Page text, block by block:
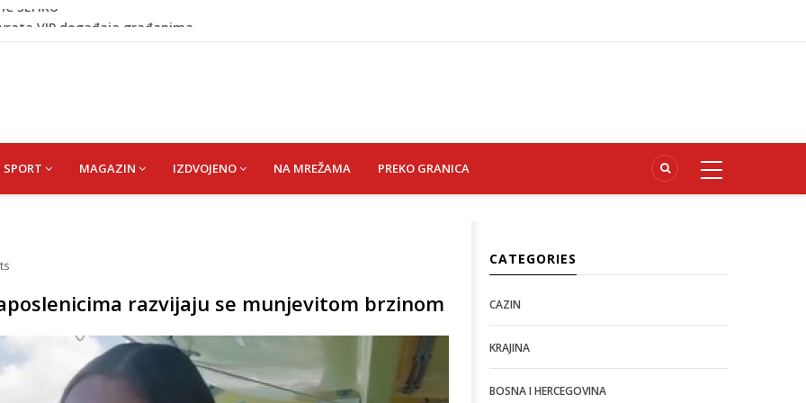
VIP događaja građanima
ŠEFIKU
SPORT MAGAZIN IZDVOJENO NA MREŽAMA PREKO GRANICA
razvijaju se munjevitom brzinom
CATEGORIES
CAZIN
KRAJINA
BOSNA I HERCEGOVINA